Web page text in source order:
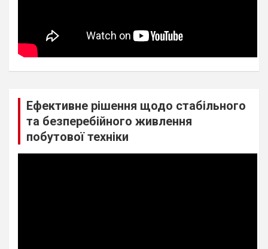
Ефективне рішення щодо стабільного
та безперебійного живлення
побутової техніки